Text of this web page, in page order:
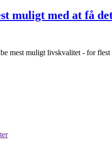
muligt med at få
mest muligt livskvalitet - for